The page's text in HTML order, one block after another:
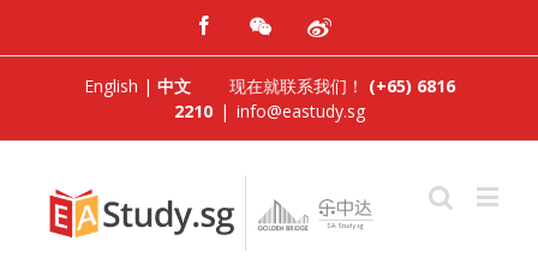
English | 中文 现在就联系我们！ (+65) 6816
2210 | info@eastudy.sg